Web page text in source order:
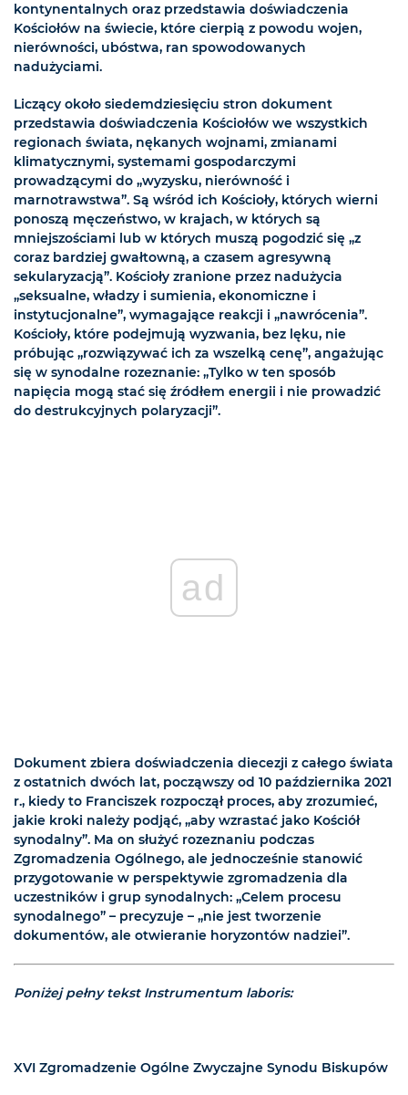
kontynentalnych oraz przedstawia doświadczenia
Kościołów na świecie, które cierpią z powodu wojen,
nierówności, ubóstwa, ran spowodowanych
nadużyciami.
Liczący około siedemdziesięciu stron dokument
przedstawia doświadczenia Kościołów we wszystkich
regionach świata, nękanych wojnami, zmianami
klimatycznymi, systemami gospodarczymi
prowadzącymi do „wyzysku, nierówność i
marnotrawstwa”. Są wśród ich Kościoły, których wierni
ponoszą męczeństwo, w krajach, w których są
mniejszościami lub w których muszą pogodzić się „z
coraz bardziej gwałtowną, a czasem agresywną
sekularyzacją”. Kościoły zranione przez nadużycia
„seksualne, władzy i sumienia, ekonomiczne i
instytucjonalne”, wymagające reakcji i „nawrócenia”.
Kościoły, które podejmują wyzwania, bez lęku, nie
próbując „rozwiązywać ich za wszelką cenę”, angażując
się w synodalne rozeznanie: „Tylko w ten sposób
napięcia mogą stać się źródłem energii i nie prowadzić
do destrukcyjnych polaryzacji”.
ad
Dokument zbiera doświadczenia diecezji z całego świata
z ostatnich dwóch lat, począwszy od 10 października 2021
r., kiedy to Franciszek rozpoczął proces, aby zrozumieć,
jakie kroki należy podjąć, „aby wzrastać jako Kościół
synodalny”. Ma on służyć rozeznaniu podczas
Zgromadzenia Ogólnego, ale jednocześnie stanowić
przygotowanie w perspektywie zgromadzenia dla
uczestników i grup synodalnych: „Celem procesu
synodalnego” – precyzuje – „nie jest tworzenie
dokumentów, ale otwieranie horyzontów nadziei”.
Poniżej pełny tekst Instrumentum laboris:
XVI Zgromadzenie Ogólne Zwyczajne Synodu Biskupów